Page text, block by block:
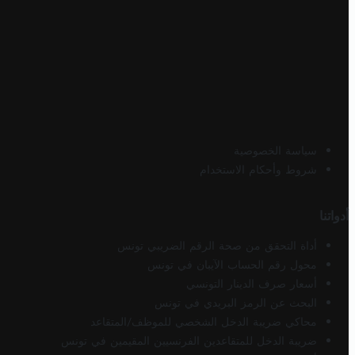
سياسة الخصوصية
شروط وأحكام الاستخدام
أدواتنا
أداة التحقق من صحة الرقم الضريبي تونس
محول رقم الحساب الآيبان في تونس
أسعار صرف الدينار التونسي
البحث عن الرمز البريدي في تونس
محاكي ضريبة الدخل الشخصي للموظف/المتقاعد
ضريبة الدخل للمتقاعدين الفرنسيين المقيمين في تونس